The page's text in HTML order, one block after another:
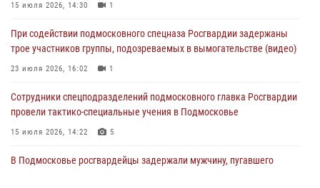
(видео)
03 августа 2026, 15:32
15 июля 2026, 14:30 1
При содействии подмосковного спецназа Росгвардии задержаны
трое участников группы, подозреваемых в вымогательстве (видео)
23 июля 2026, 16:02 1
Сотрудники спецподразделений подмосковного главка Росгвардии
провели тактико-специальные учения в Подмосковье
15 июля 2026, 14:22 5
В Подмосковье росгвардейцы задержали мужчину, пугавшего